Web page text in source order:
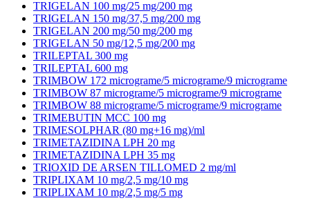
TRIGELAN 100 mg/25 mg/200 mg
TRIGELAN 150 mg/37,5 mg/200 mg
TRIGELAN 200 mg/50 mg/200 mg
TRIGELAN 50 mg/12,5 mg/200 mg
TRILEPTAL 300 mg
TRILEPTAL 600 mg
TRIMBOW 172 micrograme/5 micrograme/9 micrograme
TRIMBOW 87 micrograme/5 micrograme/9 micrograme
TRIMBOW 88 micrograme/5 micrograme/9 micrograme
TRIMEBUTIN MCC 100 mg
TRIMESOLPHAR (80 mg+16 mg)/ml
TRIMETAZIDINA LPH 20 mg
TRIMETAZIDINA LPH 35 mg
TRIOXID DE ARSEN TILLOMED 2 mg/ml
TRIPLIXAM 10 mg/2,5 mg/10 mg
TRIPLIXAM 10 mg/2,5 mg/5 mg